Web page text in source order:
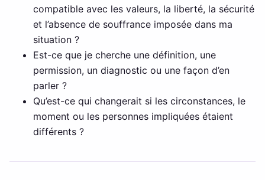
compatible avec les valeurs, la liberté, la sécurité
et l’absence de souffrance imposée dans ma
situation ?
Est-ce que je cherche une définition, une
permission, un diagnostic ou une façon d’en
parler ?
Qu’est-ce qui changerait si les circonstances, le
moment ou les personnes impliquées étaient
différents ?